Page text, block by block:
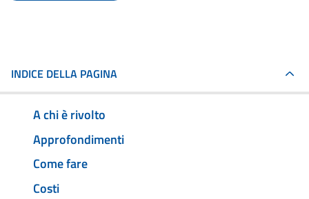
INDICE DELLA PAGINA
A chi è rivolto
Approfondimenti
Come fare
Costi